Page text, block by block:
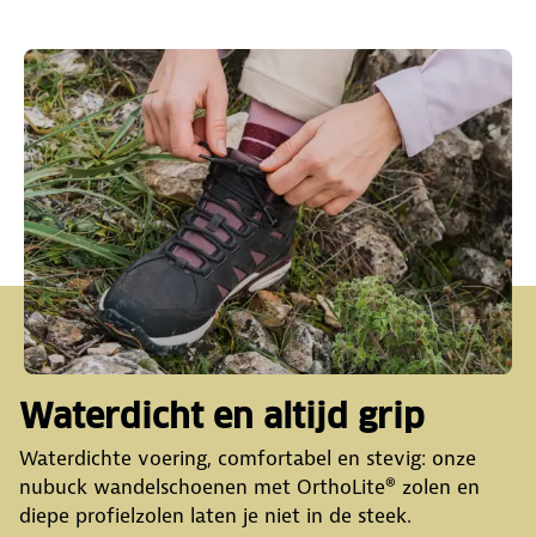
Waterdicht en altijd grip
Waterdichte voering, comfortabel en stevig: onze
nubuck wandelschoenen met OrthoLite® zolen en
diepe profielzolen laten je niet in de steek.